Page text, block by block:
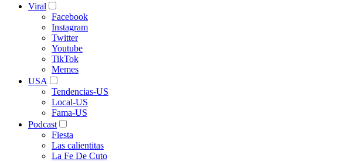
Viral
Facebook
Instagram
Twitter
Youtube
TikTok
Memes
USA
Tendencias-US
Local-US
Fama-US
Podcast
Fiesta
Las calientitas
La Fe De Cuto